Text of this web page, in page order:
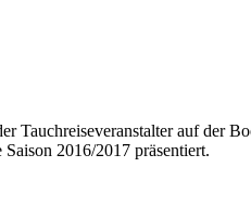
Tauchreiseveranstalter auf der
2016/2017 präsentiert.